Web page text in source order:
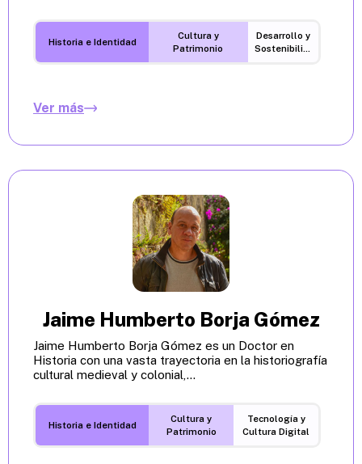
Historia e Identidad
Cultura y
Patrimonio
Desarrollo y
Sostenibilidad
Ver más
Jaime Humberto Borja Gómez
Jaime Humberto Borja Gómez es un Doctor en
Historia con una vasta trayectoria en la historiografía
cultural medieval y colonial,...
Historia e Identidad
Cultura y
Patrimonio
Tecnología y
Cultura Digital